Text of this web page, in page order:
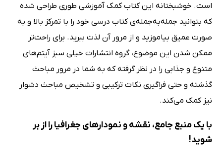
است. خوشبختانه این کتاب کمک آموزشی طوری طراحی شده
که بتوانید جمله‌به‌جمله‌ی کتاب درسی خود را با تمرکز بالا و به
صورت عمیق بیاموزید و از مرور آن لذت ببرید. برای راحت‌تر
ممکن شدن این موضوع، گروه انتشارات خیلی سبز آیتم‌های
متنوع و جذابی را در نظر گرفته که به شما در مرور مباحث
گذشته و حتی فراگیری نکات ترکیبی و تشخیص مباحث دشوار
نیز کمک می‌کند.
با یک منبع جامع، نقشه و نمودارهای جغرافیا را از بر
شوید!